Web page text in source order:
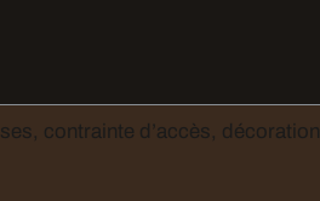
à préparer la journée. 1200